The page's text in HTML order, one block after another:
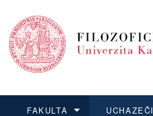
FAKULTA UCHAZEČI